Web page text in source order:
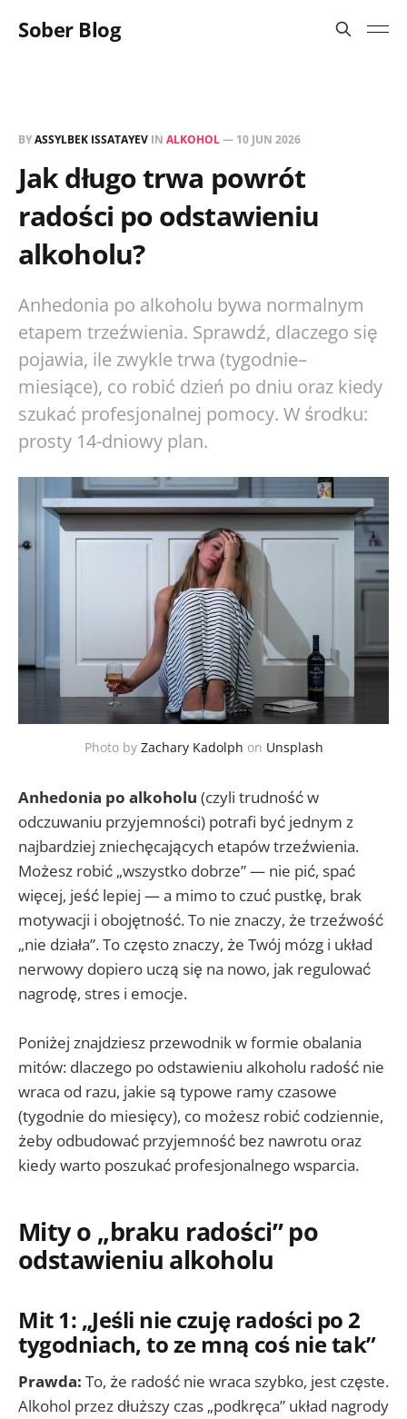
Sober Blog
BYASSYLBEK ISSATAYEV IN ALKOHOL— 10 JUN 2026
Jak długo trwa powrót
radości po odstawieniu
alkoholu?
Anhedonia po alkoholu bywa normalnym
etapem trzeźwienia. Sprawdź, dlaczego się
pojawia, ile zwykle trwa (tygodnie–
miesiące), co robić dzień po dniu oraz kiedy
szukać profesjonalnej pomocy. W środku:
prosty 14-dniowy plan.
Photo by Zachary Kadolph on Unsplash
Anhedonia po alkoholu (czyli trudność w
odczuwaniu przyjemności) potrafi być jednym z
najbardziej zniechęcających etapów trzeźwienia.
Możesz robić „wszystko dobrze” — nie pić, spać
więcej, jeść lepiej — a mimo to czuć pustkę, brak
motywacji i obojętność. To nie znaczy, że trzeźwość
„nie działa”. To często znaczy, że Twój mózg i układ
nerwowy dopiero uczą się na nowo, jak regulować
nagrodę, stres i emocje.
Poniżej znajdziesz przewodnik w formie obalania
mitów: dlaczego po odstawieniu alkoholu radość nie
wraca od razu, jakie są typowe ramy czasowe
(tygodnie do miesięcy), co możesz robić codziennie,
żeby odbudować przyjemność bez nawrotu oraz
kiedy warto poszukać profesjonalnego wsparcia.
Mity o „braku radości” po
odstawieniu alkoholu
Mit 1: „Jeśli nie czuję radości po 2
tygodniach, to ze mną coś nie tak”
Prawda: To, że radość nie wraca szybko, jest częste.
Alkohol przez dłuższy czas „podkręca” układ nagrody